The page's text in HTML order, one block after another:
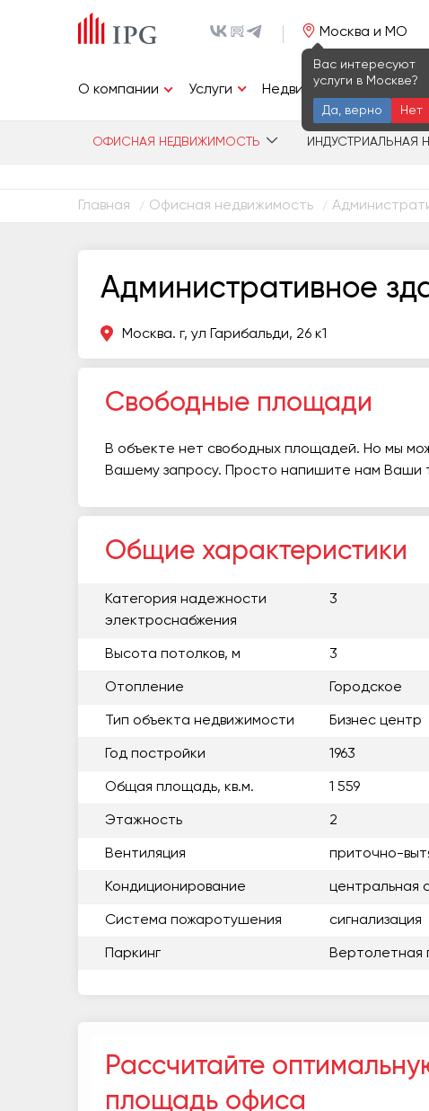
Москва и МО
Вас интересуют
услуги в Москве?
Да, верно Нет
О компании Услуги Недвижимость
ОФИСНАЯ НЕДВИЖИМОСТЬ ИНДУСТРИАЛЬНАЯ
Главная / Офисная недвижимость /
Административное
Москва. г, ул Гарибальди, 26 к1
Свободные площади
В объекте нет свободных площадей. Но мы
Вашему запросу. Просто напишите нам Ваши
Общие характеристики
Категория надежности
электроснабжения
3
Высота потолков, м 3
Отопление Городское
Тип объекта недвижимости Бизнес центр
Год постройки 1963
Общая площадь, кв.м. 1 559
Этажность 2
Вентиляция приточно-
Кондиционирование центральная
Система пожаротушения сигнализация
Паркинг Вертолетная
Рассчитайте
площадь офиса